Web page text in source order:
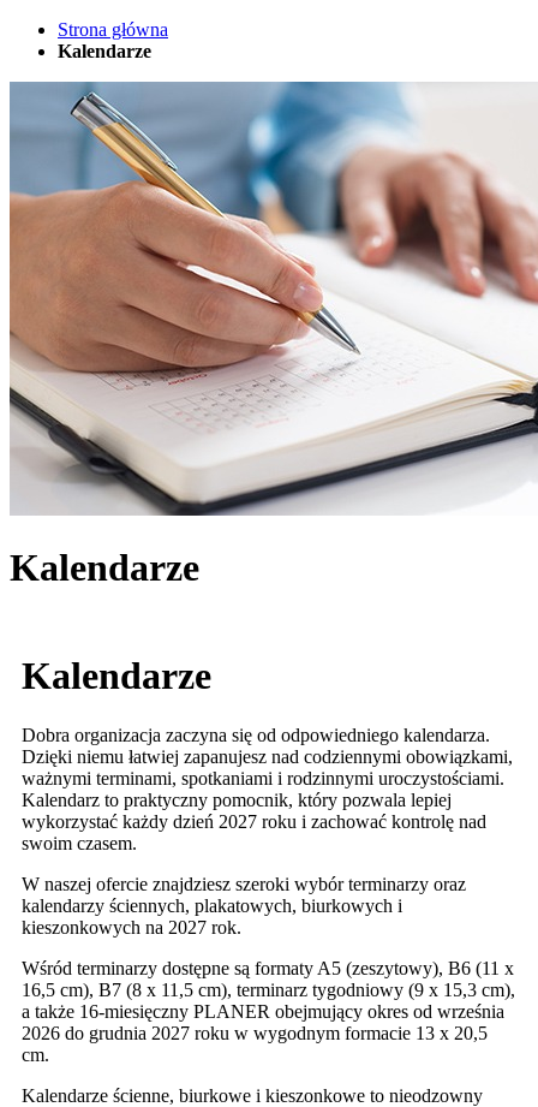
Strona główna
Kalendarze
Kalendarze
Kalendarze
Dobra organizacja zaczyna się od odpowiedniego kalendarza.
Dzięki niemu łatwiej zapanujesz nad codziennymi obowiązkami,
ważnymi terminami, spotkaniami i rodzinnymi uroczystościami.
Kalendarz to praktyczny pomocnik, który pozwala lepiej
wykorzystać każdy dzień 2027 roku i zachować kontrolę nad
swoim czasem.
W naszej ofercie znajdziesz szeroki wybór terminarzy oraz
kalendarzy ściennych, plakatowych, biurkowych i
kieszonkowych na 2027 rok.
Wśród terminarzy dostępne są formaty A5 (zeszytowy), B6 (11 x
16,5 cm), B7 (8 x 11,5 cm), terminarz tygodniowy (9 x 15,3 cm),
a także 16-miesięczny PLANER obejmujący okres od września
2026 do grudnia 2027 roku w wygodnym formacie 13 x 20,5
cm.
Kalendarze ścienne, biurkowe i kieszonkowe to nieodzowny